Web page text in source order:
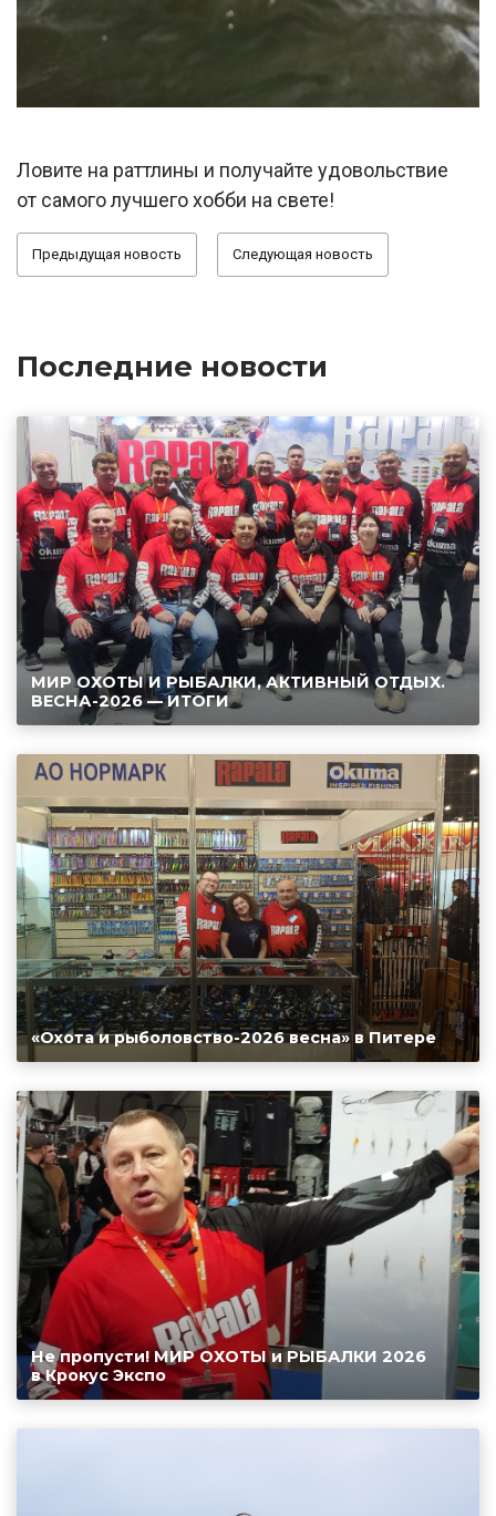
Ловите на раттлины и получайте удовольствие
от самого лучшего хобби на свете!
Предыдущая новость Следующая новость
Последние новости
МИР ОХОТЫ И РЫБАЛКИ, АКТИВНЫЙ ОТДЫХ.
ВЕСНА-2026 — ИТОГИ
«Охота и рыболовство-2026 весна» в Питере
Не пропусти! МИР ОХОТЫ и РЫБАЛКИ 2026
в Крокус Экспо